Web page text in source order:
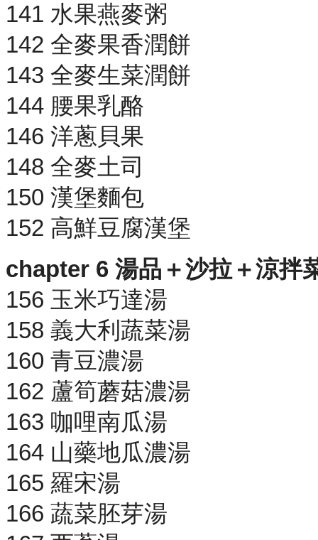
141 水果燕麥粥
142 全麥果香潤餅
143 全麥生菜潤餅
144 腰果乳酪
146 洋蔥貝果
148 全麥土司
150 漢堡麵包
152 高鮮豆腐漢堡
chapter 6 湯品＋沙拉＋涼拌
156 玉米巧達湯
158 義大利蔬菜湯
160 青豆濃湯
162 蘆筍蘑菇濃湯
163 咖哩南瓜湯
164 山藥地瓜濃湯
165 羅宋湯
166 蔬菜胚芽湯